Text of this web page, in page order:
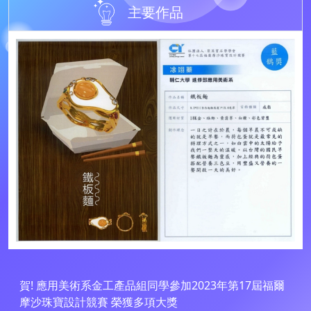
主要作品
賀! 應用美術系金工產品組同學參加2023年第17屆福爾
摩沙珠寶設計競賽 榮獲多項大獎